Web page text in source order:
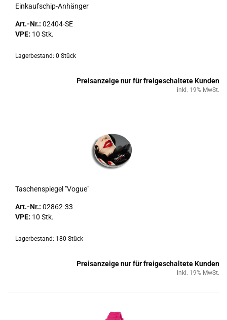
Einkaufschip-​​An­hän­ger
Art.-Nr.: 02404-​SE
VPE: 10 Stk.
Lagerbestand: 0 Stück
Preisanzeige nur für freigeschaltete Kunden
inkl. 19% MwSt.
Ta­schen­spie­gel "Vogue"
Art.-Nr.: 02862-​33
VPE: 10 Stk.
Lagerbestand: 180 Stück
Preisanzeige nur für freigeschaltete Kunden
inkl. 19% MwSt.